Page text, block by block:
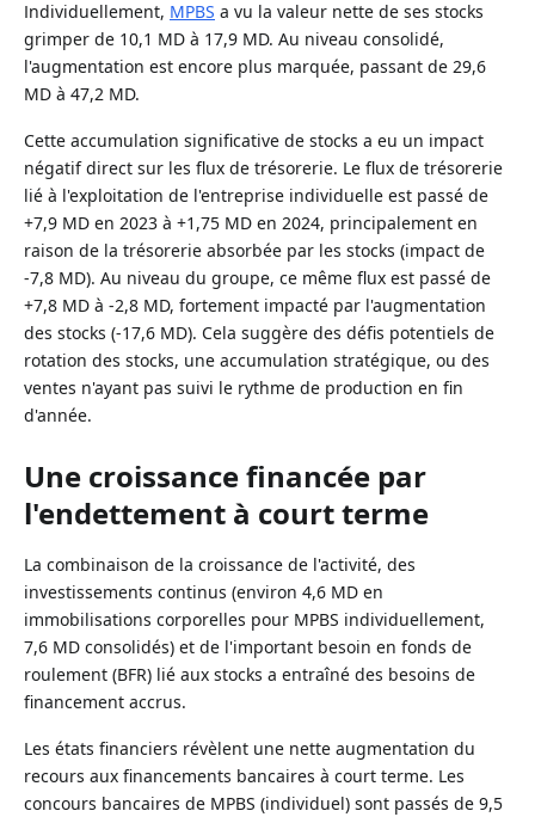
Individuellement, MPBS a vu la valeur nette de ses stocks
grimper de 10,1 MD à 17,9 MD. Au niveau consolidé,
l'augmentation est encore plus marquée, passant de 29,6
MD à 47,2 MD.
Cette accumulation significative de stocks a eu un impact
négatif direct sur les flux de trésorerie. Le flux de trésorerie
lié à l'exploitation de l'entreprise individuelle est passé de
+7,9 MD en 2023 à +1,75 MD en 2024, principalement en
raison de la trésorerie absorbée par les stocks (impact de
-7,8 MD). Au niveau du groupe, ce même flux est passé de
+7,8 MD à -2,8 MD, fortement impacté par l'augmentation
des stocks (-17,6 MD). Cela suggère des défis potentiels de
rotation des stocks, une accumulation stratégique, ou des
ventes n'ayant pas suivi le rythme de production en fin
d'année.
Une croissance financée par
l'endettement à court terme
La combinaison de la croissance de l'activité, des
investissements continus (environ 4,6 MD en
immobilisations corporelles pour MPBS individuellement,
7,6 MD consolidés) et de l'important besoin en fonds de
roulement (BFR) lié aux stocks a entraîné des besoins de
financement accrus.
Les états financiers révèlent une nette augmentation du
recours aux financements bancaires à court terme. Les
concours bancaires de MPBS (individuel) sont passés de 9,5